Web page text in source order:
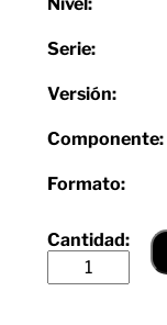
Serie:
Versión:
Componente:
Formato: